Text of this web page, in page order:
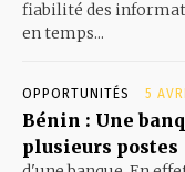
fiabilité des
en temps...
OPPORTUNITÉS 5
Bénin : Une
plusieurs postes